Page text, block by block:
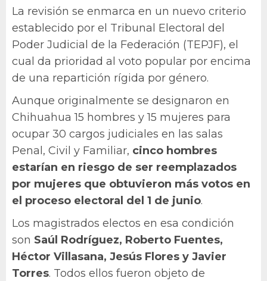
La revisión se enmarca en un nuevo criterio
establecido por el Tribunal Electoral del
Poder Judicial de la Federación (TEPJF), el
cual da prioridad al voto popular por encima
de una repartición rígida por género.
Aunque originalmente se designaron en
Chihuahua 15 hombres y 15 mujeres para
ocupar 30 cargos judiciales en las salas
Penal, Civil y Familiar, cinco hombres
estarían en riesgo de ser reemplazados
por mujeres que obtuvieron más votos en
el proceso electoral del 1 de junio.
Los magistrados electos en esa condición
son Saúl Rodríguez, Roberto Fuentes,
Héctor Villasana, Jesús Flores y Javier
Torres. Todos ellos fueron objeto de